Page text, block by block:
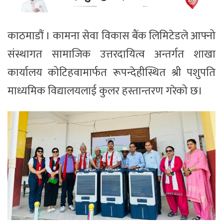
काठमाडौं । कामना सेवा विकास बैंक लिमिटेडले आफ्नो
संस्थागत सामाजिक उत्तरदायित्व अन्तर्गत शाखा
कार्यालय कोटिहवामार्फत रूपन्देहीस्थित श्री पशुपति
माध्यमिक विद्यालयलाई कुलर हस्तान्तरण गरेको छ।